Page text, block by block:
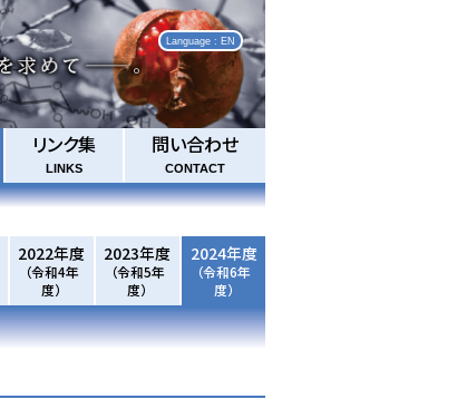
Language : EN
リンク集
LINKS
問い合わせ
CONTACT
2022年度
（令和4年
度）
2023年度
（令和5年
度）
2024年度
（令和6年
度）